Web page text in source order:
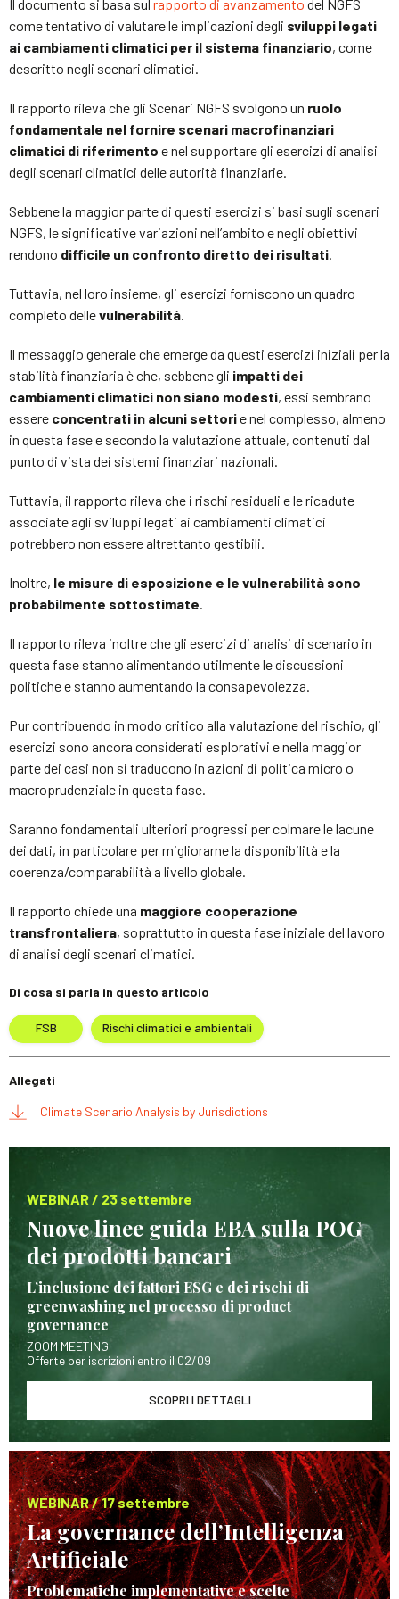
Il documento si basa sul rapporto di avanzamento del NGFS
come tentativo di valutare le implicazioni degli sviluppi legati
ai cambiamenti climatici per il sistema finanziario, come
descritto negli scenari climatici.
Il rapporto rileva che gli Scenari NGFS svolgono un ruolo
fondamentale nel fornire scenari macrofinanziari
climatici di riferimento e nel supportare gli esercizi di analisi
degli scenari climatici delle autorità finanziarie.
Sebbene la maggior parte di questi esercizi si basi sugli scenari
NGFS, le significative variazioni nell’ambito e negli obiettivi
rendono difficile un confronto diretto dei risultati.
Tuttavia, nel loro insieme, gli esercizi forniscono un quadro
completo dellevulnerabilità.
Il messaggio generale che emerge da questi esercizi iniziali per la
stabilità finanziaria è che, sebbene gli impatti dei
cambiamenti climatici non siano modesti, essi sembrano
essere concentrati in alcuni settorie nel complesso, almeno
in questa fase e secondo la valutazione attuale, contenuti dal
punto di vista dei sistemi finanziari nazionali.
Tuttavia, il rapporto rileva che i rischi residuali e le ricadute
associate agli sviluppi legati ai cambiamenti climatici
potrebbero non essere altrettanto gestibili.
Inoltre, le misure di esposizione e le vulnerabilità sono
probabilmente sottostimate.
Il rapporto rileva inoltre che gli esercizi di analisi di scenario in
questa fase stanno alimentando utilmente le discussioni
politiche e stanno aumentando la consapevolezza.
Pur contribuendo in modo critico alla valutazione del rischio, gli
esercizi sono ancora considerati esplorativi e nella maggior
parte dei casi non si traducono in azioni di politica micro o
macroprudenziale in questa fase.
Saranno fondamentali ulteriori progressi per colmare le lacune
dei dati, in particolare per migliorarne la disponibilità e la
coerenza/comparabilità a livello globale.
Il rapporto chiede una maggiore cooperazione
transfrontaliera, soprattutto in questa fase iniziale del lavoro
di analisi degli scenari climatici.
Di cosa si parla in questo articolo
FSB Rischi climatici e ambientali
Allegati
Climate Scenario Analysis by Jurisdictions
WEBINAR / 23 settembre
Nuove linee guida EBA sulla POG
dei prodotti bancari
L’inclusione dei fattori ESG e dei rischi di
greenwashing nel processo di product
governance
ZOOM MEETING
Offerte per iscrizioni entro il 02/09
SCOPRI I DETTAGLI
WEBINAR / 17 settembre
La governance dell’Intelligenza
Artificiale
Problematiche implementative e scelte